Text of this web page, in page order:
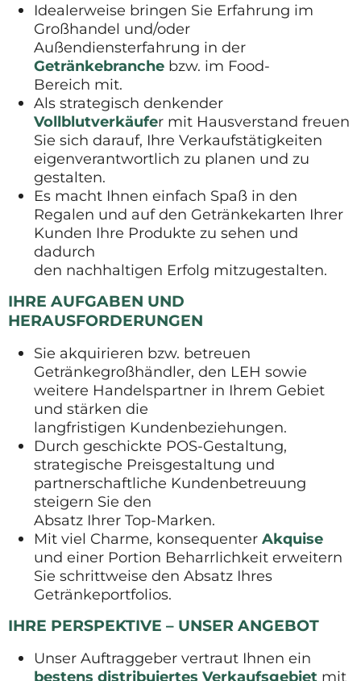
Idealerweise bringen Sie Erfahrung im
Großhandel und/oder
Außendiensterfahrung in der
Getränkebranche bzw. im Food-
Bereich mit.
Als strategisch denkender
Vollblutverkäufer mit Hausverstand freuen
Sie sich darauf, Ihre Verkaufstätigkeiten
eigenverantwortlich zu planen und zu
gestalten.
Es macht Ihnen einfach Spaß in den
Regalen und auf den Getränkekarten Ihrer
Kunden Ihre Produkte zu sehen und
dadurch
den nachhaltigen Erfolg mitzugestalten.
IHRE AUFGABEN UND
HERAUSFORDERUNGEN
Sie akquirieren bzw. betreuen
Getränkegroßhändler, den LEH sowie
weitere Handelspartner in Ihrem Gebiet
und stärken die
langfristigen Kundenbeziehungen.
Durch geschickte POS-Gestaltung,
strategische Preisgestaltung und
partnerschaftliche Kundenbetreuung
steigern Sie den
Absatz Ihrer Top-Marken.
Mit viel Charme, konsequenter Akquise
und einer Portion Beharrlichkeit erweitern
Sie schrittweise den Absatz Ihres
Getränkeportfolios.
IHRE PERSPEKTIVE – UNSER ANGEBOT
Unser Auftraggeber vertraut Ihnen ein
bestens distribuiertes Verkaufsgebiet mit